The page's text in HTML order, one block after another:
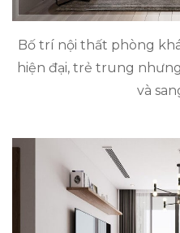
Bố trí nội thất phòng
hiện đại, trẻ trung
và